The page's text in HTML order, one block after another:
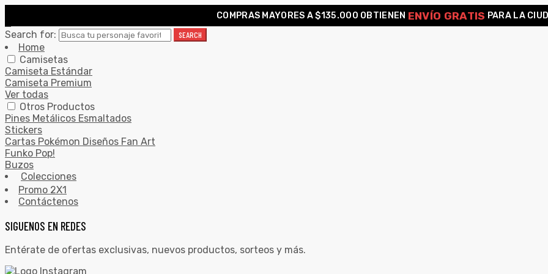
COMPRAS MAYORES A $135.000 OBTIENEN ENVÍO GRATIS PARA LA
Search for:
SEARCH
Home
Camisetas
Camiseta Estándar
Camiseta Premium
Ver todas
Otros Productos
Pines Metálicos Esmaltados
Stickers
Cartas Pokémon Diseños Fan Art
Funko Pop!
Buzos
Colecciones
Promo 2X1
Contáctenos
SIGUENOS EN REDES
Entérate de ofertas exclusivas, nuevos productos, sorteos y más.